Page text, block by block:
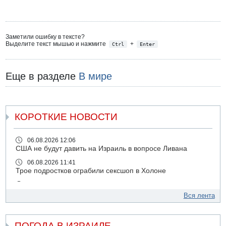
Заметили ошибку в тексте?
Выделите текст мышью и нажмите
Ctrl + Enter
Еще в разделе В мире
КОРОТКИЕ НОВОСТИ
06.08.2026 12:06
США не будут давить на Израиль в вопросе Ливана
06.08.2026 11:41
Трое подростков ограбили сексшоп в Холоне
Украинская атака на российский НПЗ
Вся лента